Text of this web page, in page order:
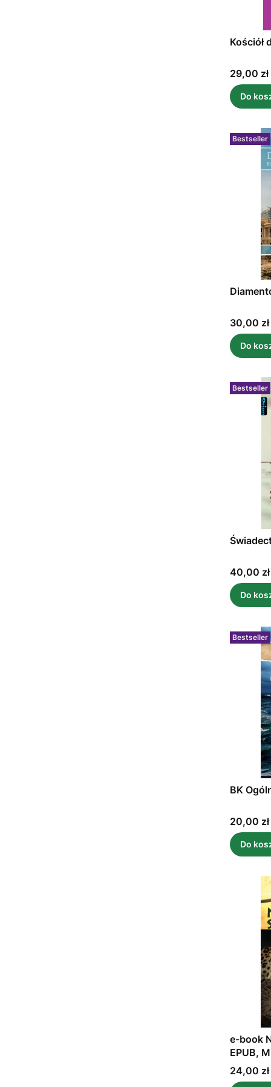
Kościół
Cena
29,00 zł
Do
Bestseller
Cena
30,00 zł
Do
Bestseller
Cena
40,00 zł
Do
Bestseller
BK
Cena
20,00 zł
Do
e-book
EPUB,
Cena
24,00 zł